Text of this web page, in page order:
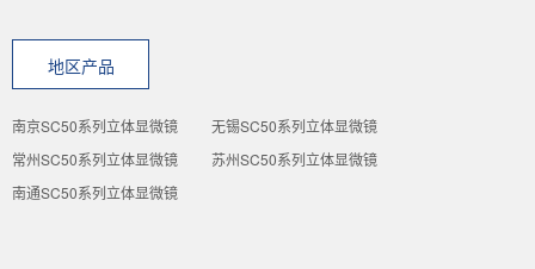
地区产品
南京SC50系列立体显微镜
无锡SC50系列立体显微镜
常州SC50系列立体显微镜
苏州SC50系列立体显微镜
南通SC50系列立体显微镜